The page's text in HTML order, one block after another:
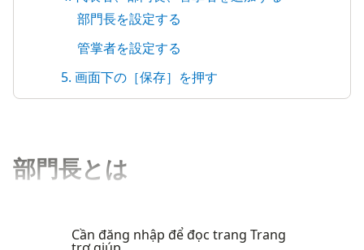
部門長を設定する
管掌者を設定する
5. 画面下の［保存］を押す
部門長とは
Cần đăng nhập để đọc trang Trang